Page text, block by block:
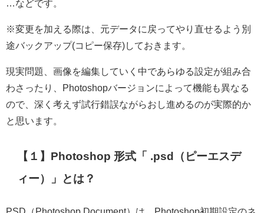
…などです。
※変更を加える際は、元データに戻ってやり直せるよう別
途バックアップ(コピー保存)しておきます。
現実問題、画像を編集していく中であらゆる設定が組み合
わさったり、Photoshopバージョンによって機能も異なる
ので、深く考えず試行錯誤ながらおし進めるのが実際的か
と思います。
【１】Photoshop 形式「 .psd
（ピーエスデ
ィー）
」とは？
PSD（Photoshop Document）は、Photoshop初期設定のネ